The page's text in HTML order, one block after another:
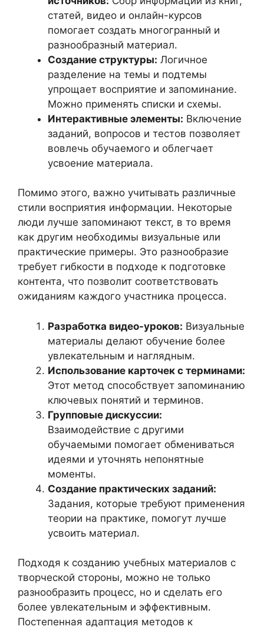
статей, видео и онлайн-курсов
помогает создать многогранный и
разнообразный материал.
Создание структуры: Логичное
разделение на темы и подтемы
упрощает восприятие и запоминание.
Можно применять списки и схемы.
Интерактивные элементы: Включение
заданий, вопросов и тестов позволяет
вовлечь обучаемого и облегчает
усвоение материала.
Помимо этого, важно учитывать различные
стили восприятия информации. Некоторые
люди лучше запоминают текст, в то время
как другим необходимы визуальные или
практические примеры. Это разнообразие
требует гибкости в подходе к подготовке
контента, что позволит соответствовать
ожиданиям каждого участника процесса.
Разработка видео-уроков: Визуальные
материалы делают обучение более
увлекательным и наглядным.
Использование карточек с терминами:
Этот метод способствует запоминанию
ключевых понятий и терминов.
Групповые дискуссии:
Взаимодействие с другими
обучаемыми помогает обмениваться
идеями и уточнять непонятные
моменты.
Создание практических заданий:
Задания, которые требуют применения
теории на практике, помогут лучше
усвоить материал.
Подходя к созданию учебных материалов с
творческой стороны, можно не только
разнообразить процесс, но и сделать его
более увлекательным и эффективным.
Постепенная адаптация методов к